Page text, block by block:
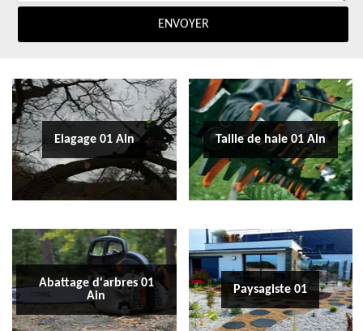
Elagage 01 Ain Taille de haie 01 Ain
Abattage d'arbres 01
Ain
Paysagiste 01